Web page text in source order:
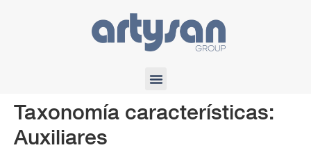
Taxonomía características:
Auxiliares